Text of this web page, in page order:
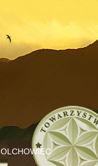
OLCHOWIEC